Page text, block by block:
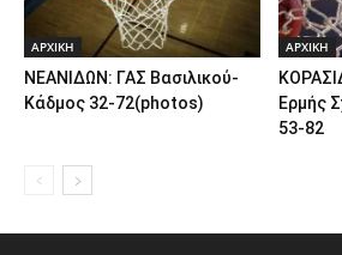
ΑΡΧΙΚΗ
ΝΕΑΝΙΔΩΝ: ΓΑΣ Βασιλικού-
Κάδμος 32-72(photos)
ΑΡΧΙΚΗ
Ερμής
53-82